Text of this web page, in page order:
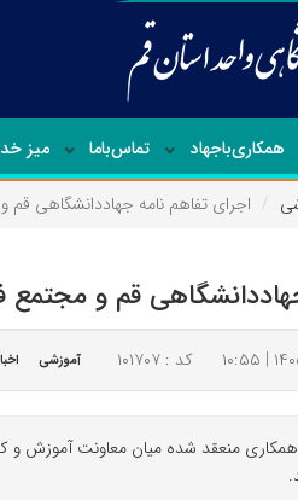
همکاری‌باجهاد تماس‌با‌ما میز
اجرای تفاهم نامه جهاددانشگاهی قم
قم و مجتمع
کد : ۱۰۱۷۰۷ آموزشی
همکاری منعقد شده میان معاونت آموزش